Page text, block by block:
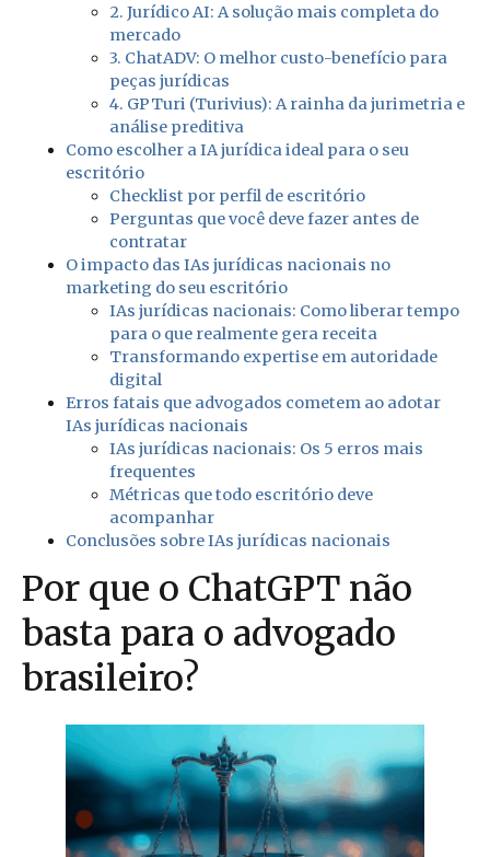
2. Jurídico AI: A solução mais completa do
mercado
3. ChatADV: O melhor custo-benefício para
peças jurídicas
4. GPTuri (Turivius): A rainha da jurimetria e
análise preditiva
Como escolher a IA jurídica ideal para o seu
escritório
Checklist por perfil de escritório
Perguntas que você deve fazer antes de
contratar
O impacto das IAs jurídicas nacionais no
marketing do seu escritório
IAs jurídicas nacionais: Como liberar tempo
para o que realmente gera receita
Transformando expertise em autoridade
digital
Erros fatais que advogados cometem ao adotar
IAs jurídicas nacionais
IAs jurídicas nacionais: Os 5 erros mais
frequentes
Métricas que todo escritório deve
acompanhar
Conclusões sobre IAs jurídicas nacionais
Por que o ChatGPT não
basta para o advogado
brasileiro?